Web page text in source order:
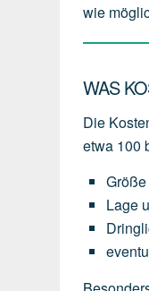
wie
WAS
Die
etwa 100
Lage